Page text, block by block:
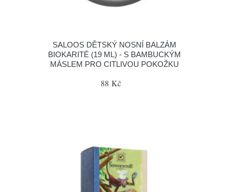
SALOOS DĚTSKÝ NOSNÍ BALZÁM
BIOKARITÉ (19 ML) - S BAMBUCKÝM
MÁSLEM PRO CITLIVOU POKOŽKU
88 Kč